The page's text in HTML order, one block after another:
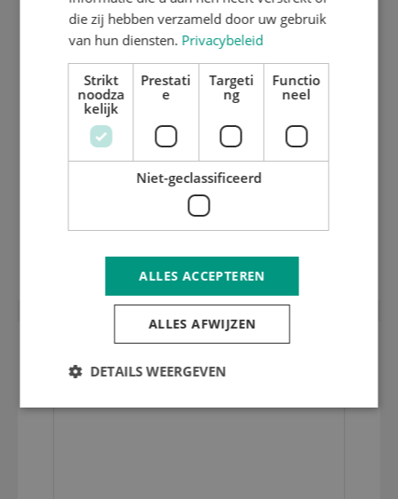
6,5 mm stansraamplaat inox gehard en
die zij hebben verzameld door uw gebruik
van hun diensten. Privacybeleid
Strikt
noodza
kelijk
Prestati
e
Targeti
ng
Functio
neel
Niet-geclassificeerd
ALLES ACCEPTEREN
ALLES AFWIJZEN
DETAILS WEERGEVEN